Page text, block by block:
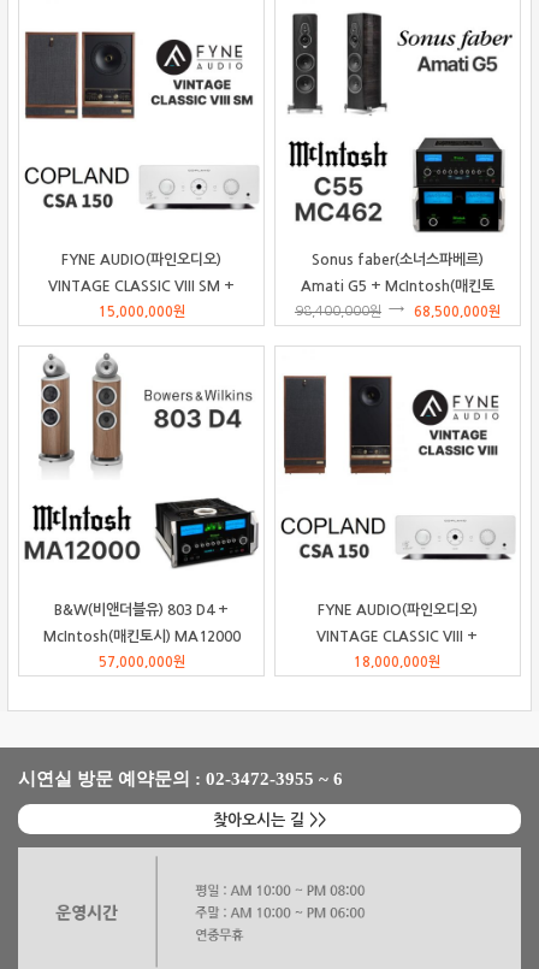
FYNE AUDIO(파인오디오)
VINTAGE CLASSIC VIII SM +
Copland(코플랜드) CSA150 패키
15,000,000원
Sonus faber(소너스파베르)
Amati G5 + McIntosh(매킨토
시) MC462&C55 패키지
98,400,000원 68,500,000원
B&W(비앤더블유) 803 D4 +
McIntosh(매킨토시) MA12000
인티앰프 패키지
57,000,000원
FYNE AUDIO(파인오디오)
VINTAGE CLASSIC VIII +
Copland(코플랜드) CSA150 패키
18,000,000원
시연실 방문 예약문의 : 02-3472-3955 ~ 6
찾아오시는 길 >>